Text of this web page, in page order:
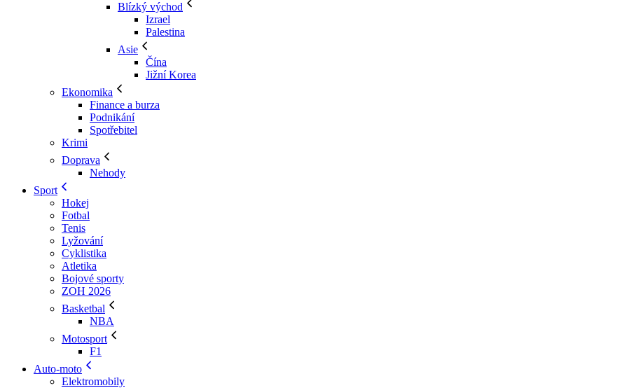
Blízký východ
Izrael
Palestina
Asie
Čína
Jižní Korea
Ekonomika
Finance a burza
Podnikání
Spotřebitel
Krimi
Doprava
Nehody
Sport
Hokej
Fotbal
Tenis
Lyžování
Cyklistika
Atletika
Bojové sporty
ZOH 2026
Basketbal
NBA
Motosport
F1
Auto-moto
Elektromobily